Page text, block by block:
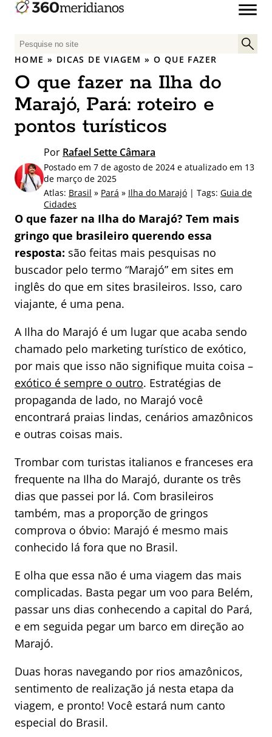
P
e
q
u
i
s
p
o
:
HOME » DICAS DE VIAGEM »O QUE FAZER
O que fazer na Ilha do
Marajó, Pará: roteiro e
pontos turísticos
Por Rafael Sette Câmara
Postado em 7 de agosto de 2024 e atualizado em 13
de março de 2025
Atlas: Brasil » Pará » Ilha do Marajó | Tags: Guia de
Cidades
O que fazer na Ilha do Marajó? Tem mais
gringo que brasileiro querendo essa
resposta: são feitas mais pesquisas no
buscador pelo termo “Marajó” em sites em
inglês do que em sites brasileiros. Isso, caro
viajante, é uma pena.
A Ilha do Marajó é um lugar que acaba sendo
chamado pelo marketing turístico de exótico,
por mais que isso não signifique muita coisa –
exótico é sempre o outro. Estratégias de
propaganda de lado, no Marajó você
encontrará praias lindas, cenários amazônicos
e outras coisas mais.
Trombar com turistas italianos e franceses era
frequente na Ilha do Marajó, durante os três
dias que passei por lá. Com brasileiros
também, mas a proporção de gringos
comprova o óbvio: Marajó é mesmo mais
conhecido lá fora que no Brasil.
E olha que essa não é uma viagem das mais
complicadas. Basta pegar um voo para Belém,
passar uns dias conhecendo a capital do Pará,
e em seguida pegar um barco em direção ao
Marajó.
Duas horas navegando por rios amazônicos,
sentimento de realização já nesta etapa da
viagem, e pronto! Você estará num canto
especial do Brasil.